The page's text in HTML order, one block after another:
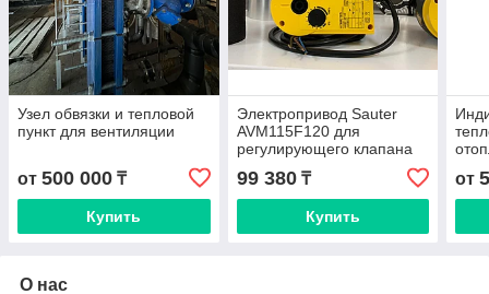
Узел обвязки и тепловой
пункт для вентиляции
от 500 000 ₸
Купить
Электропривод Sauter
AVM115F120 для
регулирующего клапана
99 380₸
Купить
от
О нас